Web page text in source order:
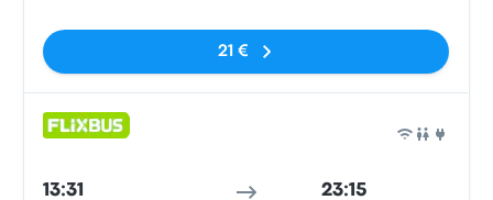
21 €
13:31 23:15